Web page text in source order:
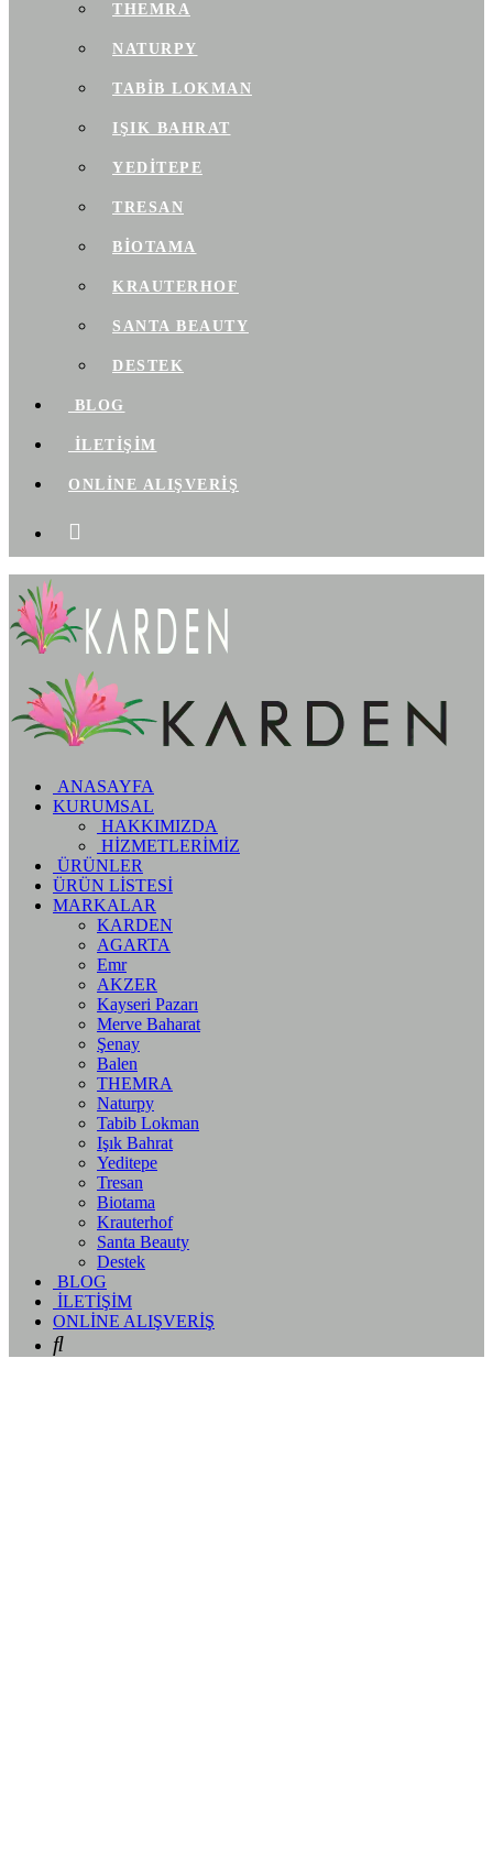
THEMRA
NATURPY
TABIB LOKMAN
IŞIK BAHRAT
YEDITEPE
TRESAN
BIOTAMA
KRAUTERHOF
SANTA BEAUTY
DESTEK
BLOG
İLETİŞİM
ONLİNE ALIŞVERİŞ
ANASAYFA
KURUMSAL
HAKKIMIZDA
HİZMETLERİMİZ
ÜRÜNLER
ÜRÜN LİSTESİ
MARKALAR
KARDEN
AGARTA
Emr
AKZER
Kayseri Pazarı
Merve Baharat
Şenay
Balen
THEMRA
Naturpy
Tabib Lokman
Işık Bahrat
Yeditepe
Tresan
Biotama
Krauterhof
Santa Beauty
Destek
BLOG
İLETİŞİM
ONLİNE ALIŞVERİŞ